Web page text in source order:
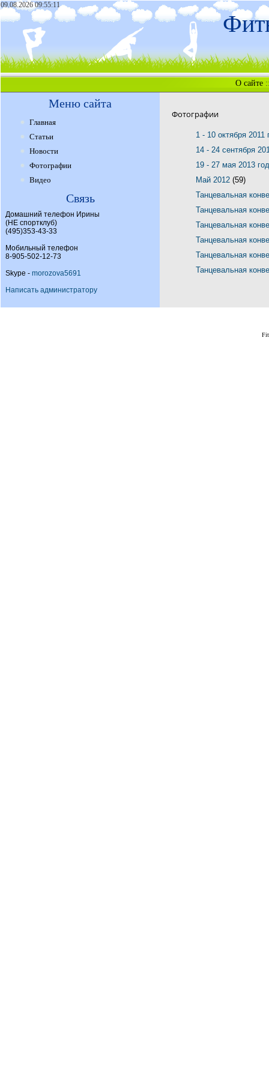
09.08.2026 09:55:11
О сайте
Меню сайта
Главная
Статьи
Новости
Фотографии
Видео
Связь
Домашний телефон Ирины
(НЕ спортклуб)
(495)353-43-33
Мобильный телефон
8-905-502-12-73
Skype - morozova5691
Написать администратору
Фотографии
1 - 10 октября 2011
14 - 24 сентября
19 - 27 мая 2013
Май 2012 (59)
Танцевальная
Танцевальная
Танцевальная
Танцевальная
Танцевальная
Танцевальная